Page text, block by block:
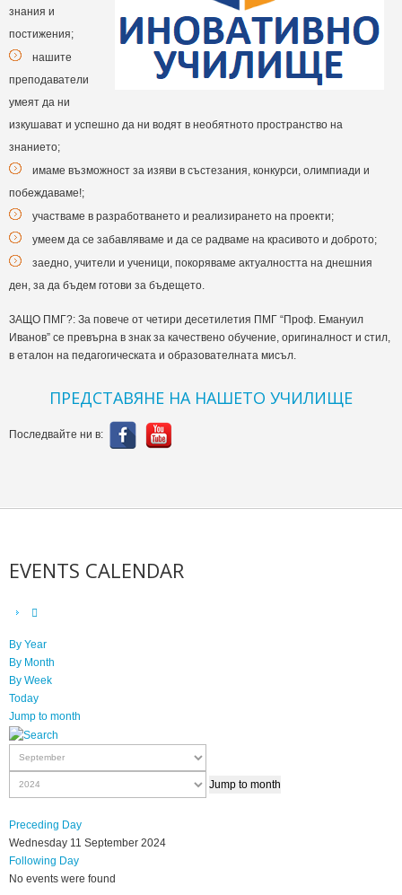
знания и
постижения;
нашите
преподаватели
умеят да ни
изкушават и успешно да ни водят в необятното пространство на
знанието;
имаме възможност за изяви в състезания, конкурси, олимпиади и
побеждаваме!;
участваме в разработването и реализирането на проекти;
умеем да се забавляваме и да се радваме на красивото и доброто;
заедно, учители и ученици, покоряваме актуалността на днешния
ден, за да бъдем готови за бъдещето.
ЗАЩО ПМГ?: За повече от четири десетилетия ПМГ “Проф. Емануил
Иванов” се превърна в знак за качествено обучение, оригиналност и стил,
в еталон на педагогическата и образователната мисъл.
ПРЕДСТАВЯНЕ НА НАШЕТО УЧИЛИЩЕ
Последвайте ни в:
EVENTS CALENDAR
By Year
By Month
By Week
Today
Jump to month
Jump to month
Preceding Day
Wednesday 11 September 2024
Following Day
No events were found